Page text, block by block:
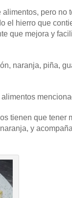
pero no
el hierro que
que mejora y
naranja, piña,
tienen que tener
y